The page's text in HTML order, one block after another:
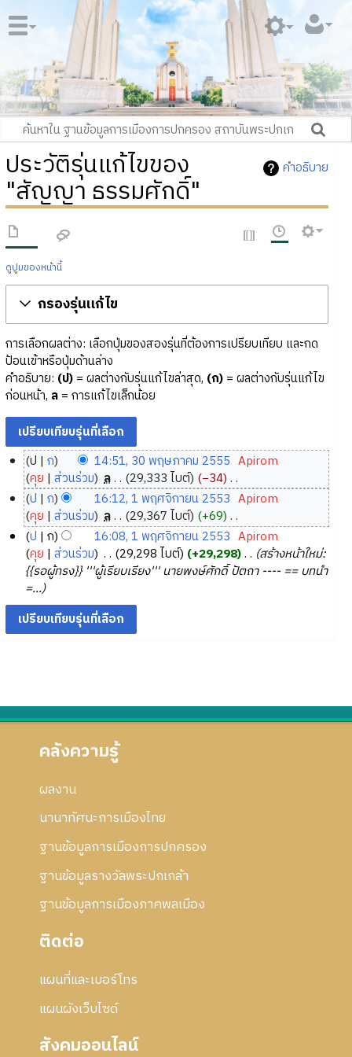
คำอธิบาย
ประวัติรุ่นแก้ไขของ
"สัญญา ธรรมศักดิ์"
ดูปูมของหน้านี้
กรองรุ่นแก้ไข
การเลือกผลต่าง: เลือกปุ่มของสองรุ่นที่ต้องการเปรียบเทียบ และกด
ป้อนเข้าหรือปุ่มด้านล่าง
คำอธิบาย: (ป)= ผลต่างกับรุ่นแก้ไขล่าสุด, (ก)= ผลต่างกับรุ่นแก้ไข
ก่อนหน้า, ล= การแก้ไขเล็กน้อย
0
ฤ
ค
2
ป ก 14:51, 30 พฤษภาคม 2555 Apirom
คุย ส่วนร่วม ‎ล 29,333 ไบต์ −34 ‎
ไ
ม่
มี
ค
ว
า
ย่
อ
แ
ก้
พ
ก
า
5
5
ป ก 16:12, 1 พฤศจิกายน 2553 Apirom
คุย ส่วนร่วม ‎ล 29,367 ไบต์ +69 ‎
ไ
ม่
มี
ค
ว
า
ม
า
ร
ป ก 16:08, 1 พฤศจิกายน 2553 Apirom
คุย ส่วนร่วม ‎ 29,298 ไบต์ +29,298 ‎
สร้างหน้าใหม่:
{{รอผู้ทรง}} '''ผู้เรียบเรียง''' นายพงษ์ศักดิ์ ปัตถา ---- == บทนำ
=...
คลังความรู้
ผลงาน
นานาทัศนะการเมืองไทย
ฐานข้อมูลการเมืองการปกครอง
ฐานข้อมูลรางวัลพระปกเกล้า
ฐานข้อมูลการเมืองภาคพลเมือง
ติดต่อ
แผนที่และเบอร์โทร
แผนผังเว็บไซด์
สังคมออนไลน์